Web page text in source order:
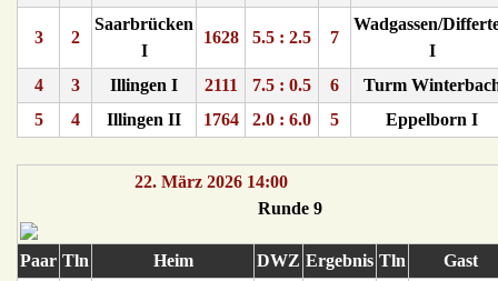
3 2
Saarbrücken
I
1628 5.5 : 2.5 7
Wadgassen/
I
4
3 Illingen I 2111 7.5 : 0.5 6
Turm
5
4 Illingen II 1764 2.0 : 6.0 5 Eppelborn I
22. März 2026 14:00
Runde 9
Paar Tln Heim DWZ Ergebnis Tln Gast